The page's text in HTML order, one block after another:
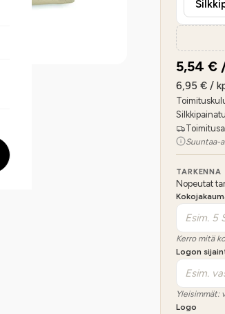
5,54 €
6,95 € /
Suuntaa-
TARKENNA
Nopeutat
Kerro mitä
Logon
Yleisimmät:
Logo